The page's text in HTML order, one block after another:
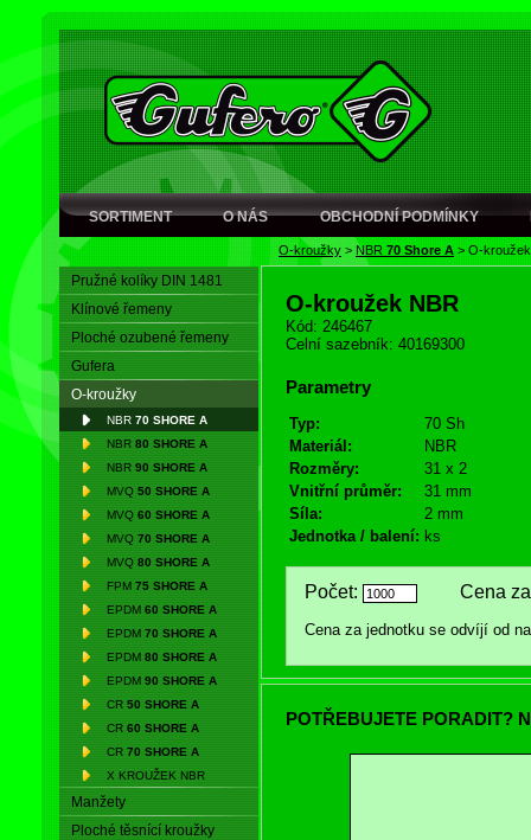
SORTIMENT O NÁS OBCHODNÍ PODMÍNKY
O-kroužky > NBR 70 Shore A > O-
Pružné kolíky DIN 1481
Klínové řemeny
Ploché ozubené řemeny
Gufera
O-kroužky
NBR 70 SHORE A
NBR 80 SHORE A
NBR 90 SHORE A
MVQ 50 SHORE A
MVQ 60 SHORE A
MVQ 70 SHORE A
MVQ 80 SHORE A
FPM 75 SHORE A
EPDM 60 SHORE A
EPDM 70 SHORE A
EPDM 80 SHORE A
EPDM 90 SHORE A
CR 50 SHORE A
CR 60 SHORE A
CR 70 SHORE A
X KROUŽEK NBR
Manžety
Ploché těsnící kroužky
O-kroužek NBR
Kód: 246467
Celní sazebník: 40169300
Parametry
Typ:
70 Sh
Materiál:
NBR
Rozměry:
31 x 2
Vnitřní průměr:
31 mm
Síla:
2 mm
Jednotka / balení: ks
Počet: Cena za
Cena za jednotku se odvíjí od
POTŘEBUJETE PORADIT?